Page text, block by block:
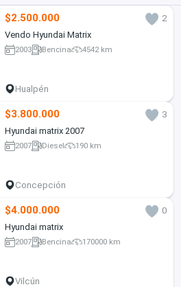
$2.500.000
2
Vendo Hyundai Matrix
2003 Bencina 4542 km
Hualpén
$3.800.000
3
Hyundai matrix 2007
2007 Diesel 190 km
Concepción
$4.000.000
0
Hyundai matrix
2007 Bencina 170000 km
Vilcún